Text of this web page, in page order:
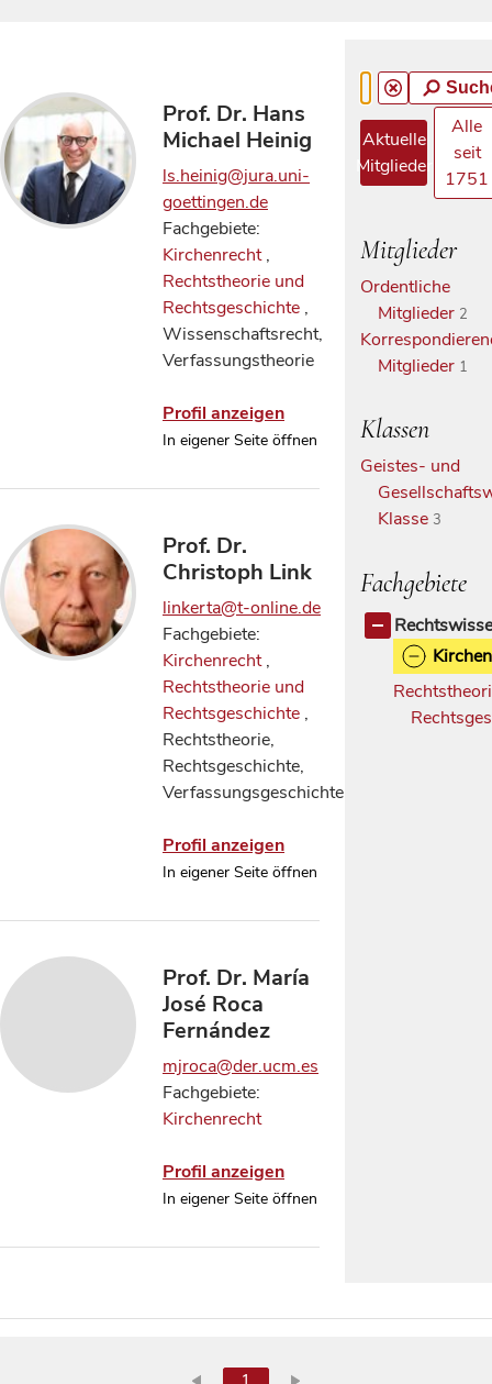
Prof. Dr. Hans
Michael Heinig
ls.heinig@jura.uni-
goettingen.de
Fachgebiete:
Kirchenrecht,
Rechtstheorie und
Rechtsgeschichte ,
Wissenschaftsrecht,
Verfassungstheorie
Profil anzeigen
In eigener Seite öffnen
Prof. Dr.
Christoph Link
linkerta@t-online.de
Fachgebiete:
Kirchenrecht,
Rechtstheorie und
Rechtsgeschichte ,
Rechtstheorie,
Rechtsgeschichte,
Verfassungsgeschichte
Profil anzeigen
In eigener Seite öffnen
Prof. Dr. María
José Roca
Fernández
mjroca@der.ucm.es
Fachgebiete:
Kirchenrecht
Profil anzeigen
In eigener Seite öffnen
Aktuelle
Mitglieder
Alle
seit
1751
Mitglieder
Ordentliche
Mitglieder 2
Mitglieder 1
Klassen
Geistes- und
Klasse 3
Fachgebiete